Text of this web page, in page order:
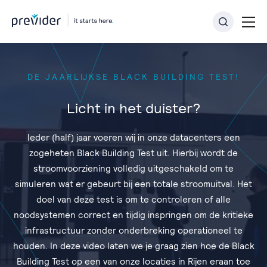
DE JAARLIJKSE BLACK BUILDING TEST!
Licht in het duister?
Ieder (half) jaar voeren wij in onze datacenters een
zogeheten Black Building Test uit. Hierbij wordt de
stroomvoorziening volledig uitgeschakeld om te
simuleren wat er gebeurt bij een totale stroomuitval. Het
doel van deze test is om te controleren of alle
noodsystemen correct en tijdig inspringen om de kritieke
infrastructuur zonder onderbreking operationeel te
houden. In deze video laten we je graag zien hoe de Black
Building Test op een van onze locaties in Rijen eraan toe